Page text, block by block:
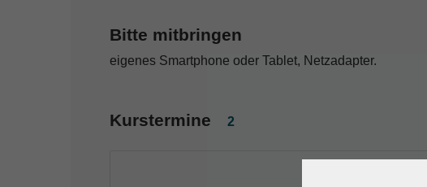
Bitte mitbringen
eigenes Smartphone oder Tablet, Netzadapter.
Kurstermine 2